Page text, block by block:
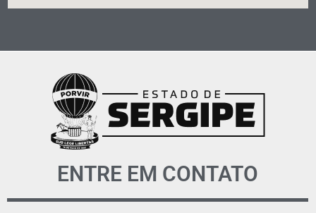
ENTRE EM CONTATO